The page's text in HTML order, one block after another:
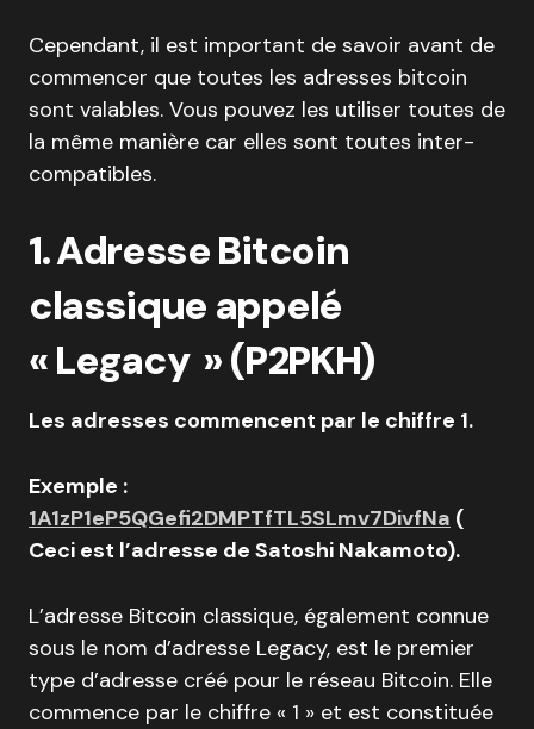
Cependant, il est important de savoir avant de
commencer que toutes les adresses bitcoin
sont valables. Vous pouvez les utiliser toutes de
la même manière car elles sont toutes inter-
compatibles.
1. Adresse Bitcoin
classique appelé
« Legacy » (P2PKH)
Les adresses commencent par le chiffre 1.
Exemple :
1A1zP1eP5QGefi2DMPTfTL5SLmv7DivfNa (
Ceci est l’adresse de Satoshi Nakamoto).
L’adresse Bitcoin classique, également connue
sous le nom d’adresse Legacy, est le premier
type d’adresse créé pour le réseau Bitcoin. Elle
commence par le chiffre « 1 » et est constituée